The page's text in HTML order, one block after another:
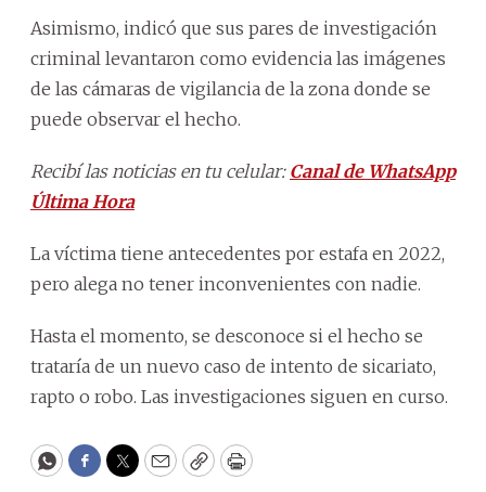
Asimismo, indicó que sus pares de investigación
criminal levantaron como evidencia las imágenes
de las cámaras de vigilancia de la zona donde se
puede observar el hecho.
Recibí las noticias en tu celular: Canal de WhatsApp
Última Hora
La víctima tiene antecedentes por estafa en 2022,
pero alega no tener inconvenientes con nadie.
Hasta el momento, se desconoce si el hecho se
trataría de un nuevo caso de intento de sicariato,
rapto o robo. Las investigaciones siguen en curso.
WhatsApp
Facebook
Twitter
EmailCopyPrint